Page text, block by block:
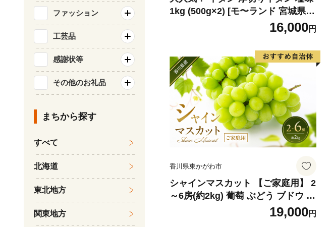
1kg (500g×2) [モ〜ランド 宮城県
気仙沼市 20564660] 肉 牛肉 精肉 牛
たん 牛タン塩 牛たん塩 冷凍 焼肉 B
BQ アウトドア バーベキュー 厚切
り タン
16,000円
香川県東かがわ市
シャインマスカット 【ご家庭用】 2
～6房(約2kg) 葡萄 ぶどう ブドウ フ
ルーツ 果物 くだもの 果実 旬の果物
旬のフルーツ 香川 香川県 東かがわ
19,000円
ファッション
工芸品
感謝状等
その他のお礼品
まちから探す
すべて
北海道
東北地方
関東地方